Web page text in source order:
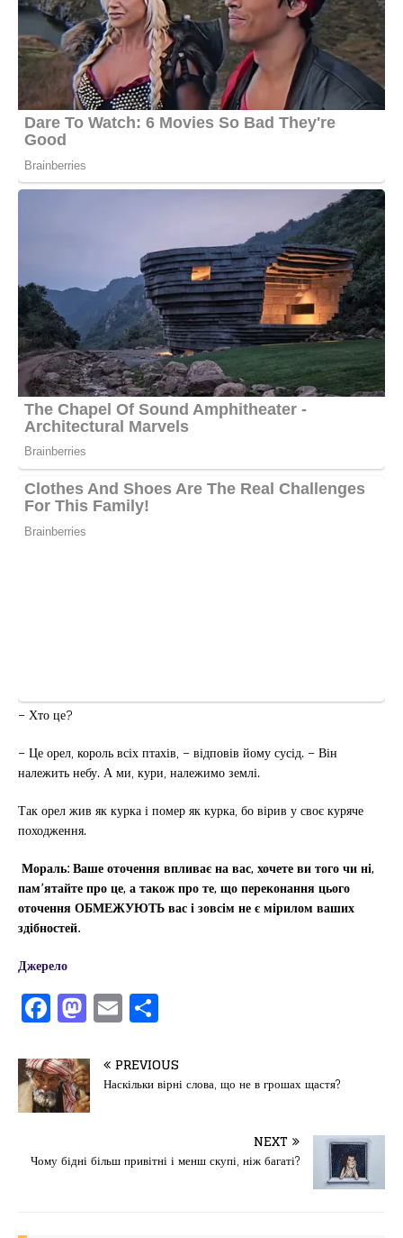
– Хто це?
– Це орел, король всіх птахів, – відповів йому сусід. – Він
належить небу. А ми, кури, належимо землі.
Так орел жив як курка і помер як курка, бо вірив у своє куряче
походження.
Мораль: Ваше оточення впливає на вас, хочете ви того чи ні,
пам’ятайте про це, а також про те, що переконання цього
оточення ОБМЕЖУЮТЬ вас і зовсім не є мірилом ваших
здібностей.
Джерело
F
a
c
e
b
o
o
M
a
st
o
d
o
n
E
m
ai
l
іл
и
ис
я
PREVIOUS
Наскільки вірні слова, що не в грошах щастя?
NEXT
Чому бідні більш привітні і менш скупі, ніж багаті?